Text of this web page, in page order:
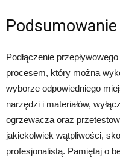
Podsumowanie
Podłączenie
procesem, który można
wyborze odpowiedniego
narzędzi i materiałów,
ogrzewacza oraz
jakiekolwiek wątpliwości,
profesjonalistą. Pamiętaj o